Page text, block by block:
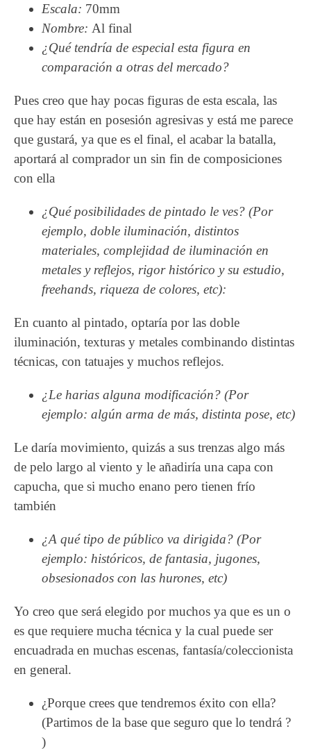
Escala: 70mm
Nombre: Al final
¿Qué tendría de especial esta figura en
comparación a otras del mercado?
Pues creo que hay pocas figuras de esta escala, las
que hay están en posesión agresivas y está me parece
que gustará, ya que es el final, el acabar la batalla,
aportará al comprador un sin fin de composiciones
con ella
¿Qué posibilidades de pintado le ves? (Por
ejemplo, doble iluminación, distintos
materiales, complejidad de iluminación en
metales y reflejos, rigor histórico y su estudio,
freehands, riqueza de colores, etc):
En cuanto al pintado, optaría por las doble
iluminación, texturas y metales combinando distintas
técnicas, con tatuajes y muchos reflejos.
¿Le harias alguna modificación? (Por
ejemplo: algún arma de más, distinta pose, etc)
Le daría movimiento, quizás a sus trenzas algo más
de pelo largo al viento y le añadiría una capa con
capucha, que si mucho enano pero tienen frío
también
¿A qué tipo de público va dirigida? (Por
ejemplo: históricos, de fantasia, jugones,
obsesionados con las hurones, etc)
Yo creo que será elegido por muchos ya que es un o
es que requiere mucha técnica y la cual puede ser
encuadrada en muchas escenas, fantasía/coleccionista
en general.
¿Porque crees que tendremos éxito con ella?
(Partimos de la base que seguro que lo tendrá ?
)